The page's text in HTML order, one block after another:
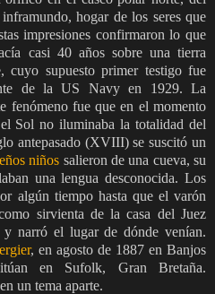
hogar de los seres que
impresiones confirmaron lo que
casi 40 años sobre una tierra
cuyo supuesto primer testigo fue
de la US Navy en 1929. La
fenómeno fue que en el momento
Sol no iluminaba la totalidad del
antepasado (XVIII) se suscitó un
niños salieron de una cueva, su
una lengua desconocida. Los
algún tiempo hasta que el varón
sirvienta de la casa del Juez
y narró el lugar de dónde venían.
, en agosto de 1887 en Banjos
en Sufolk, Gran Bretaña.
un tema aparte.